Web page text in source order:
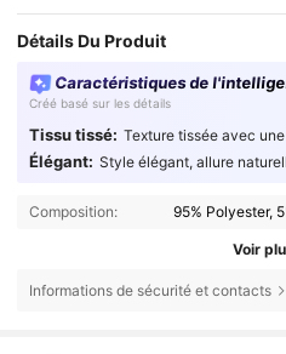
Détails Du Produit
Caractéristiques de
Créé basé sur les détails
Tissu tissé: Texture tissée avec
Élégant: Style élégant, allure
Composition: 95% Polyester,
Voir
Informations de sécurité et contacts